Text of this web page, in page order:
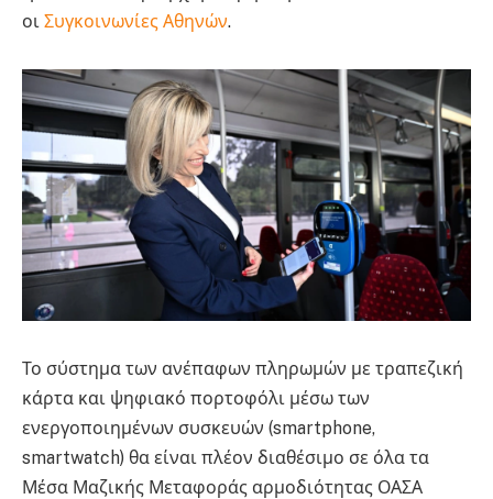
οι Συγκοινωνίες Αθηνών.
Το σύστημα των ανέπαφων πληρωμών με τραπεζική
κάρτα και ψηφιακό πορτοφόλι μέσω των
ενεργοποιημένων συσκευών (smartphone,
smartwatch) θα είναι πλέον διαθέσιμο σε όλα τα
Μέσα Μαζικής Μεταφοράς αρμοδιότητας ΟΑΣΑ